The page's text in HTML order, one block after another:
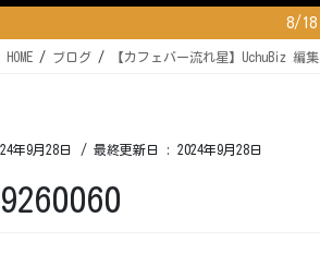
8/18
HOME ブログ 【カフェバー流れ星】UchuBiz 編
年9月28日 / 最終更新日 : 2024年9月28日